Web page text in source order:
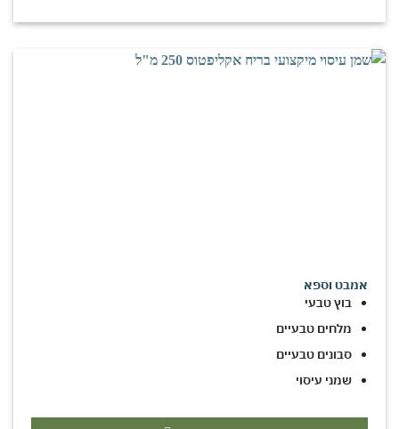
אמבט וספא
בוץ טבעי
מלחים טבעיים
סבונים טבעיים
שמני עיסוי